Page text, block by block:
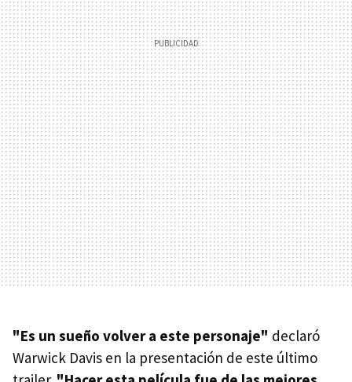
"Es un sueño volver a este personaje" declaró
Warwick Davis en la presentación de este último